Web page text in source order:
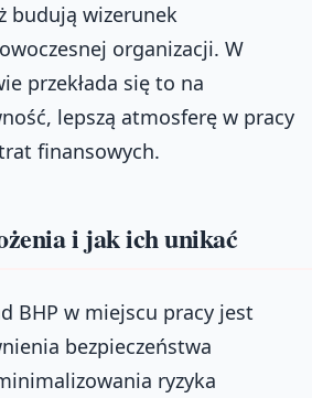
budują wizerunek
organizacji. W
przekłada się to na
lepszą atmosferę w pracy
finansowych.
i jak ich unikać
BHP w miejscu pracy jest
bezpieczeństwa
ryzyka